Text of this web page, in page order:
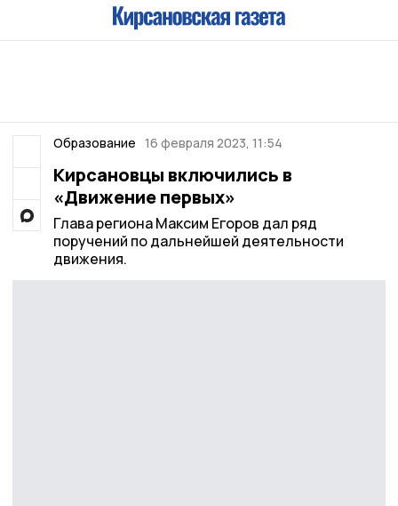
Образование 16 февраля 2023, 11:54
Кирсановцы включились в
«Движение первых»
Глава региона Максим Егоров дал ряд
поручений по дальнейшей деятельности
движения.